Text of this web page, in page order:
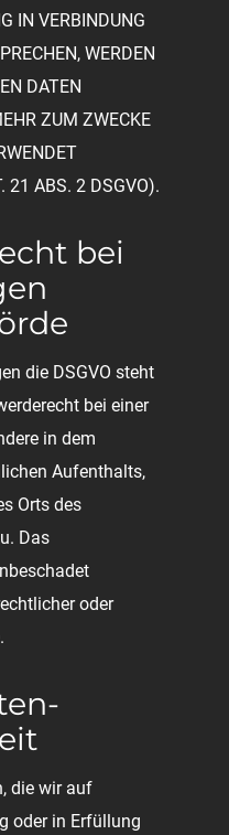
IN VERBINDUNG
WERDEN
DATEN
ZUM ZWECKE
21 ABS. 2 DSGVO).
bei
die DSGVO steht
bei einer
in dem
Aufenthalts,
Orts des
Das
oder
die wir auf
oder in Erfüllung